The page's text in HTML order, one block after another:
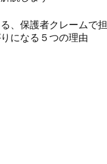
、保護者クレームで担
になる５つの理由